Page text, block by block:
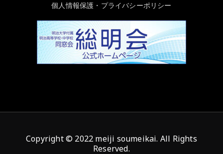
個人情報保護・プライバシーポリシー
Copyright © 2022 meiji soumeikai. All Rights
Reserved.